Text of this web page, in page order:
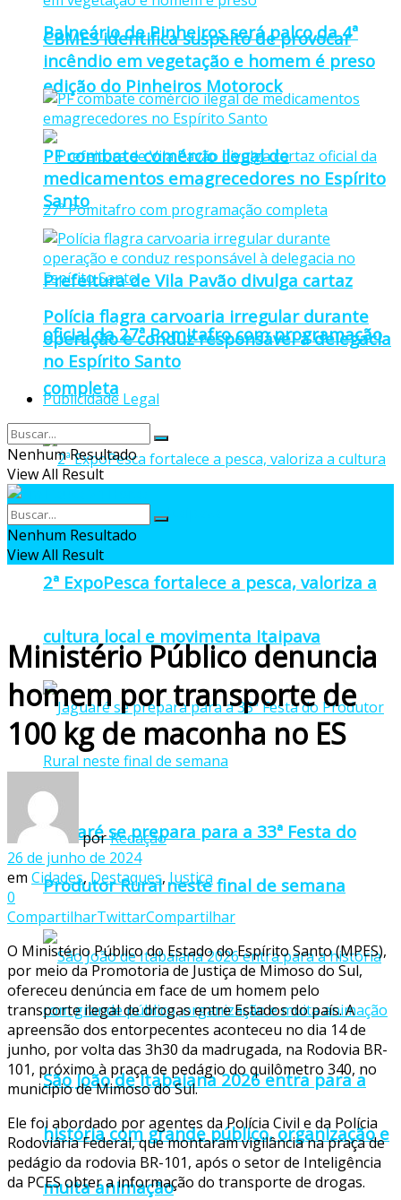
Balneário de Pinheiros será palco da 4ª
edição do Pinheiros Motorock
Prefeitura de Vila Pavão divulga cartaz
oficial da 27ª Pomitafro com programação
completa
2ª ExpoPesca fortalece a pesca, valoriza a
cultura local e movimenta Itaipava
Jaguaré se prepara para a 33ª Festa do
Produtor Rural neste final de semana
São João de Itabaiana 2026 entra para a
história com grande público, organização e
muita animação
CBMES identifica suspeito de provocar
incêndio em vegetação e homem é preso
PF combate comércio ilegal de
medicamentos emagrecedores no Espírito
Santo
Polícia flagra carvoaria irregular durante
operação e conduz responsável à delegacia
no Espírito Santo
Publicidade Legal
Nenhum Resultado
View All Result
Nenhum Resultado
View All Result
Ministério Público denuncia
homem por transporte de
100 kg de maconha no ES
porRedação
26 de junho de 2024
em Cidades,Destaques,Justiça
0
CompartilharTwittarCompartilhar
O Ministério Público do Estado do Espírito Santo (MPES),
por meio da Promotoria de Justiça de Mimoso do Sul,
ofereceu denúncia em face de um homem pelo
transporte ilegal de drogas entre Estados do país. A
apreensão dos entorpecentes aconteceu no dia 14 de
junho, por volta das 3h30 da madrugada, na Rodovia BR-
101, próximo à praça de pedágio do quilômetro 340, no
município de Mimoso do Sul.
Ele foi abordado por agentes da Polícia Civil e da Polícia
Rodoviária Federal, que montaram vigilância na praça de
pedágio da rodovia BR-101, após o setor de Inteligência
da PCES obter a informação do transporte de drogas.